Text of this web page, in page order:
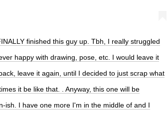
finished this guy up. Tbh, I really struggled
happy with drawing, pose, etc. I would leave it
leave it again, until I decided to just scrap what
it be like that. . Anyway, this one will be
ish. I have one more I'm in the middle of and I